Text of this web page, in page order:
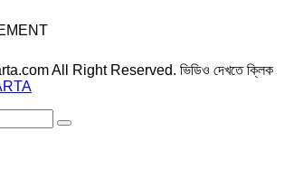
All Right Reserved. ভিডিও দেখতে ক্লিক